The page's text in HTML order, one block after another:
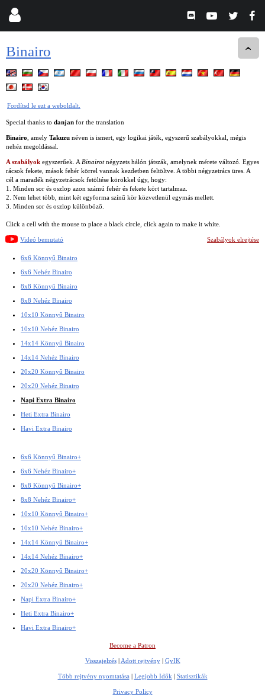
Binairo
Fordítsd le ezt a weboldalt.
Special thanks to danjan for the translation
Binairo , amely Takuzu néven is ismert, egy logikai játék, egyszerű szabályokkal, mégis
nehéz megoldással.
A szabályok egyszerűek. A Binairotnégyzets hálón játszák, amelynek mérete változó. Egyes
rácsok fekete, mások fehér körrel vannak kezdetben feltöltve. A többi négyzetrács üres. A
cél a maradék négyzetrácsok fetöltése körökkel úgy, hogy:
1. Minden sor és oszlop azon számú fehér és fekete kört tartalmaz.
2. Nem lehet több, mint két egyforma színű kör közvetlenül egymás mellett.
3. Minden sor és oszlop különböző.
Click a cell with the mouse to place a black circle, click again to make it white.
Videó bemutató Szabályok elrejtése
6x6 Könnyű Binairo
6x6 Nehéz Binairo
8x8 Könnyű Binairo
8x8 Nehéz Binairo
10x10 Könnyű Binairo
10x10 Nehéz Binairo
14x14 Könnyű Binairo
14x14 Nehéz Binairo
20x20 Könnyű Binairo
20x20 Nehéz Binairo
Napi Extra Binairo
Heti Extra Binairo
Havi Extra Binairo
6x6 Könnyű Binairo+
6x6 Nehéz Binairo+
8x8 Könnyű Binairo+
8x8 Nehéz Binairo+
10x10 Könnyű Binairo+
10x10 Nehéz Binairo+
14x14 Könnyű Binairo+
14x14 Nehéz Binairo+
20x20 Könnyű Binairo+
20x20 Nehéz Binairo+
Napi Extra Binairo+
Heti Extra Binairo+
Havi Extra Binairo+
Become a Patron
Visszajelzés| Adott rejtvény| GyIK
Több rejtvény nyomtatása | Legjobb Idők | Statisztikák
Privacy Policy